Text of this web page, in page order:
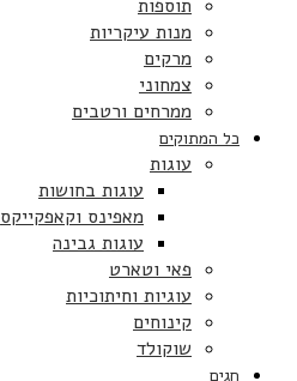
תוספות
מנות עיקריות
מרקים
צמחוני
ממרחים ורטבים
כל המתוקים
עוגות
עוגות בחושות
מאפינס וקאפקייקס
עוגות גבינה
פאי וטארט
עוגיות וחיתוכיות
קינוחים
שוקולד
חגים